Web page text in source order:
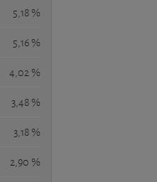
5,18 %
5,16 %
4,02 %
3,48 %
3,18 %
2,90 %